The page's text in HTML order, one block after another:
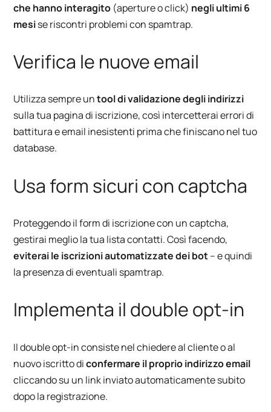
che hanno interagito (aperture o click) negli ultimi 6
mesise riscontri problemi con spamtrap.
Verifica le nuove email
Utilizza sempre untool di validazione degli indirizzi
sulla tua pagina di iscrizione, così intercetterai errori di
battitura e email inesistenti prima che finiscano nel tuo
database.
Usa form sicuri con captcha
Proteggendo il form di iscrizione con un captcha,
gestirai meglio la tua lista contatti. Così facendo,
eviterai le iscrizioni automatizzate dei bot– e quindi
la presenza di eventuali spamtrap.
Implementa il double opt-in
Il double opt-in consiste nel chiedere al cliente o al
nuovo iscritto diconfermare il proprio indirizzoemail
cliccando su un link inviato automaticamente subito
dopo la registrazione.